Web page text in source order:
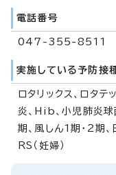
電話番号
047-355-8511
実施している予防接
ロタリックス、ロタテ
炎、Hib、小児肺炎球
期、風しん1期・2期
RS（妊婦）